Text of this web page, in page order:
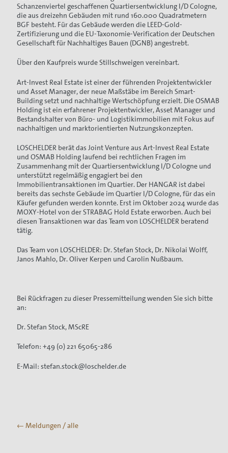
Schanzenviertel geschaffenen Quartiersentwicklung I/D Cologne,
die aus dreizehn Gebäuden mit rund 160.000 Quadratmetern
BGF besteht. Für das Gebäude werden die LEED-Gold-
Zertifizierung und die EU-Taxonomie-Verification der Deutschen
Gesellschaft für Nachhaltiges Bauen (DGNB) angestrebt.
Über den Kaufpreis wurde Stillschweigen vereinbart.
Art-Invest Real Estate ist einer der führenden Projektentwickler
und Asset Manager, der neue Maßstäbe im Bereich Smart-
Building setzt und nachhaltige Wertschöpfung erzielt. Die OSMAB
Holding ist ein erfahrener Projektentwickler, Asset Manager und
Bestandshalter von Büro- und Logistikimmobilien mit Fokus auf
nachhaltigen und marktorientierten Nutzungskonzepten.
LOSCHELDER berät das Joint Venture aus Art-Invest Real Estate
und OSMAB Holding laufend bei rechtlichen Fragen im
Zusammenhang mit der Quartiersentwicklung I/D Cologne und
unterstützt regelmäßig engagiert bei den
Immobilientransaktionen im Quartier. Der HANGAR ist dabei
bereits das sechste Gebäude im Quartier I/D Cologne, für das ein
Käufer gefunden werden konnte. Erst im Oktober 2024 wurde das
MOXY-Hotel von der STRABAG Hold Estate erworben. Auch bei
diesen Transaktionen war das Team von LOSCHELDER beratend
tätig.
Das Team von LOSCHELDER: Dr. Stefan Stock, Dr. Nikolai Wolff,
Janos Mahlo, Dr. Oliver Kerpen und Carolin Nußbaum.
Bei Rückfragen zu dieser Pressemitteilung wenden Sie sich bitte
an:
Dr. Stefan Stock, MScRE
Telefon: +49 (0) 221 65065-286
E-Mail: stefan.stock@loschelder.de
← Meldungen / alle